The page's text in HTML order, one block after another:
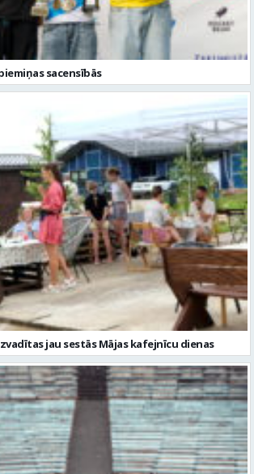
sacensībās
jau sestās Mājas kafejnīcu dienas